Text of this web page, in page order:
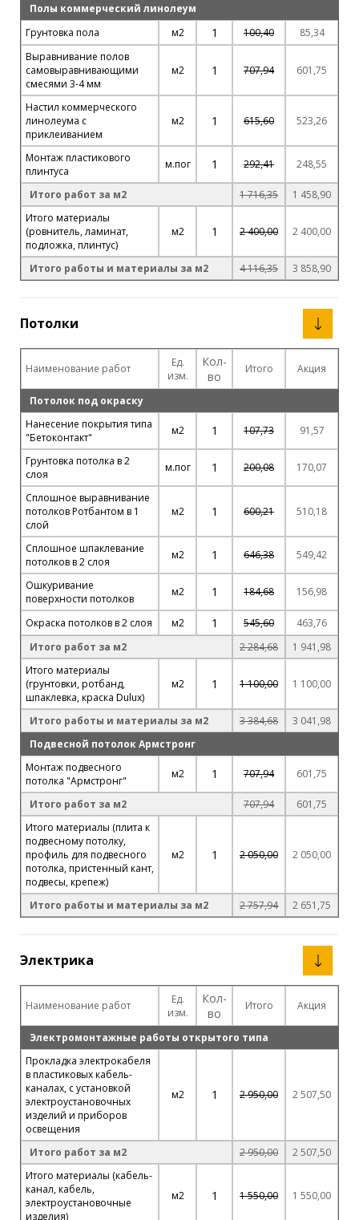
Полы коммерческий линолеум
Грунтовка пола
м2 1 100,40
85,34
Выравнивание полов
самовыравнивающими
смесями 3-4 мм
м2 1 707,94 601,75
Настил коммерческого
линолеума с
приклеиванием
м2 1 615,60 523,26
Монтаж пластикового
плинтуса
м.пог 1 292,41 248,55
Итого работ за м2 1 716,35
1 458,90
Итого материалы
(ровнитель, ламинат,
подложка, плинтус)
м2 1 2 400,00 2 400,00
Итого работы и материалы за м2 4 116,35 3 858,90
Потолки
Наименование работ
Ед.
изм.
Кол-
во
Итого Акция
Потолок под окраску
Нанесение покрытия типа
"Бетоконтакт"
м2 1 107,73 91,57
Грунтовка потолка в 2
слоя
м.пог 1 200,08 170,07
Сплошное выравнивание
потолков Ротбантом в 1
слой
м2 1 600,21 510,18
Сплошное шпаклевание
потолков в 2 слоя
м2 1 646,38 549,42
Ошкуривание
поверхности потолков
м2 1 184,68 156,98
Окраска потолков в 2 слоя м2 1 545,60
463,76
Итого работ за м2
2 284,68
1 941,98
Итого материалы
(грунтовки, ротбанд,
шпаклевка, краска Dulux)
м2 1 1 100,00 1 100,00
Итого работы и материалы за м2 3 384,68
3 041,98
Подвесной потолок Армстронг
Монтаж подвесного
потолка "Армстронг"
м2 1 707,94 601,75
Итого работ за м2 707,94
601,75
Итого материалы (плита к
подвесному потолку,
профиль для подвесного
потолка, пристенный кант,
подвесы, крепеж)
м2 1 2 050,00 2 050,00
Итого работы и материалы за м2 2 757,94 2 651,75
Электрика
Наименование работ
Ед.
изм.
Кол-
во
Итого Акция
Электромонтажные работы открытого типа
Прокладка электрокабеля
в пластиковых кабель-
каналах, с установкой
электроустановочных
изделий и приборов
освещения
м2 1 2 950,00 2 507,50
Итого работ за м2 2 950,00
2 507,50
Итого материалы (кабель-
канал, кабель,
электроустановочные
изделия)
м2 1 1 550,00 1 550,00